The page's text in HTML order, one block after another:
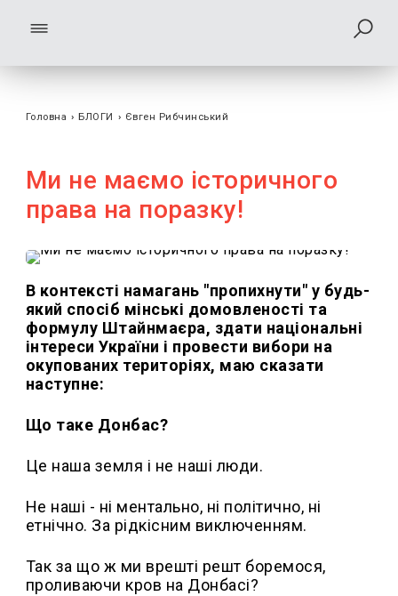
Головна › БЛОГИ › Євген Рибчинський
Ми не маємо історичного
права на поразку!
В контексті намагань "пропихнути" у будь-
який спосіб мінські домовленості та
формулу Штайнмаєра, здати національні
інтереси України і провести вибори на
окупованих територіях, маю сказати
наступне:
Що таке Донбас?
Це наша земля і не наші люди.
Не наші - ні ментально, ні політично, ні
етнічно. За рідкісним виключенням.
Так за що ж ми врешті решт боремося,
проливаючи кров на Донбасі?